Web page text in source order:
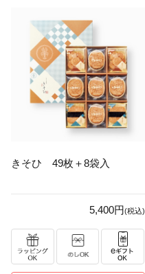
きそひ 49枚＋8袋入
5,400円(税込)